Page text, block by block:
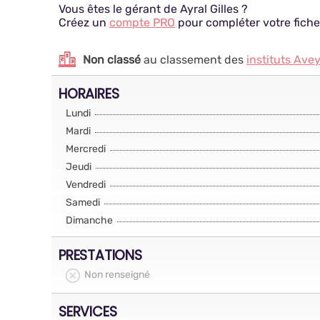
Vous êtes le gérant de Ayral Gilles ?
Créez un compte PRO pour compléter votre
Non classé au classement des instituts
HORAIRES
Lundi
Mardi
Mercredi
Jeudi
Vendredi
Samedi
Dimanche
PRESTATIONS
Non renseigné
SERVICES